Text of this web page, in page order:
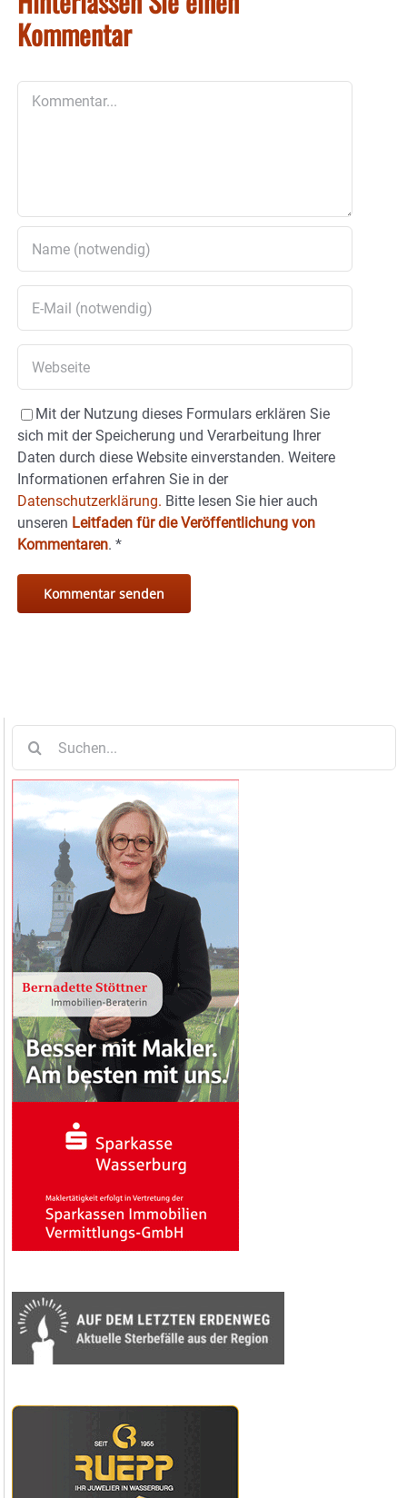
Kommentar
Mit der Nutzung dieses Formulars erklären Sie
sich mit der Speicherung und Verarbeitung Ihrer
Daten durch diese Website einverstanden. Weitere
Informationen erfahren Sie in der
Datenschutzerklärung. Bitte lesen Sie hier auch
unseren Leitfaden für die Veröffentlichung von
Kommentaren. *
nach: